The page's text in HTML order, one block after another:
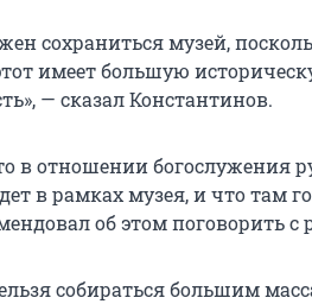
сохраниться музей,
имеет большую
— сказал Константинов.
в отношении богослужения
в рамках музея, и что там
об этом поговорить с
собираться большим